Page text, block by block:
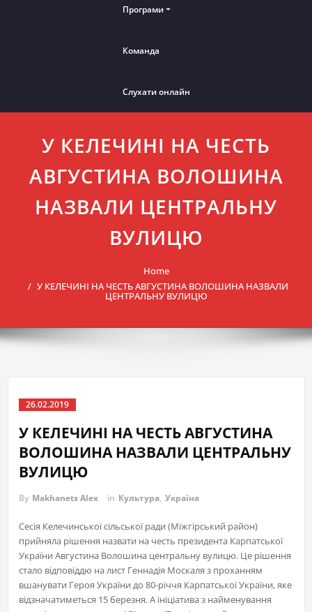
Програми
Команда
Слухати онлайн
У КЕЛЕЧИНІ НА ЧЕСТЬ
АВГУСТИНА ВОЛОШИНА
НАЗВАЛИ ЦЕНТРАЛЬНУ
ВУЛИЦЮ
Home
У КЕЛЕЧИНІ НА ЧЕСТЬ АВГУСТИНА ВОЛОШИНА НАЗВАЛИ
ЦЕНТРАЛЬНУ ВУЛИЦЮ
26.02.2019
У КЕЛЕЧИНІ НА ЧЕСТЬ АВГУСТИНА
ВОЛОШИНА НАЗВАЛИ ЦЕНТРАЛЬНУ
ВУЛИЦЮ
By Makhanets Alex in Культура, Україна
Сесія Келечинської сільської ради (Міжгірський район)
прийняла рішення назвати на честь президента Карпатської
України Августина Волошина центральну вулицю. Це рішення
стало відповіддю на лист Геннадія Москаля з проханням
вшанувати Героя України до 80-річчя Карпатської України, яке
відзначатиметься 15 березня. А ініціатива з найменування